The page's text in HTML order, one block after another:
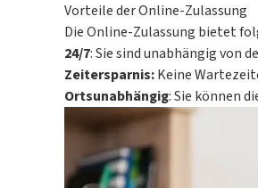
Vorteile der Online-Zulassung
Die Online-Zulassung bietet
24/7: Sie sind unabhängig von
Zeitersparnis:Keine
Ortsunabhängig: Sie können